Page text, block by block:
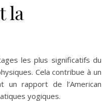
la
les plus significatifs du
Cela contribue à un
rapport de l’American
yogiques.